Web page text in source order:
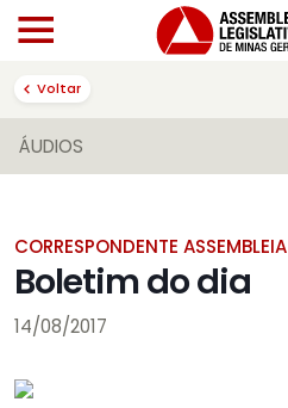
Voltar
ÁUDIOS
CORRESPONDENTE ASSEMBLEIA
Boletim do dia
14/08/2017